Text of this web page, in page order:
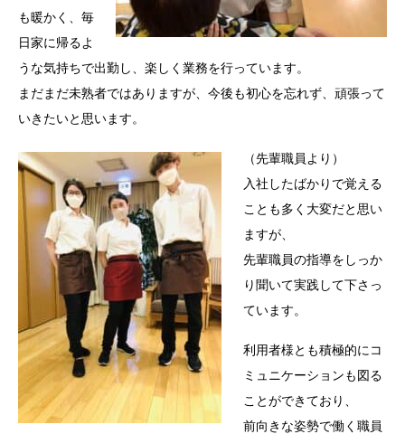
も暖かく、毎
日家に帰るよ
うな気持ちで出勤し、楽しく業務を行っています。
まだまだ未熟者ではありますが、今後も初心を忘れず、頑張って
いきたいと思います。
（先輩職員より）
入社したばかりで覚える
ことも多く大変だと思い
ますが、
先輩職員の指導をしっか
り聞いて実践して下さっ
ています。
利用者様とも積極的にコ
ミュニケーションも図る
ことができており、
前向きな姿勢で働く職員